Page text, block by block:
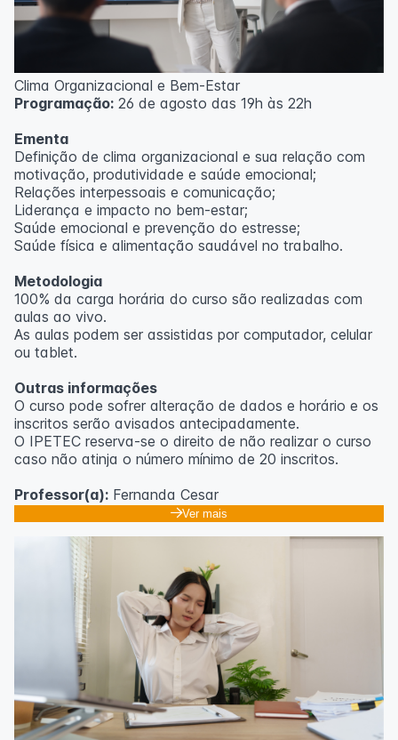
Clima Organizacional e Bem-Estar
Programação: 26 de agosto das 19h às 22h
Ementa
Definição de clima organizacional e sua relação com
motivação, produtividade e saúde emocional;
Relações interpessoais e comunicação;
Liderança e impacto no bem-estar;
Saúde emocional e prevenção do estresse;
Saúde física e alimentação saudável no trabalho.
Metodologia
100% da carga horária do curso são realizadas com
aulas ao vivo.
As aulas podem ser assistidas por computador, celular
ou tablet.
Outras informações
O curso pode sofrer alteração de dados e horário e os
inscritos serão avisados ​​antecipadamente.
O IPETEC reserva-se o direito de não realizar o curso
caso não atinja o número mínimo de 20 inscritos.
Professor(a): Fernanda Cesar
Ver mais